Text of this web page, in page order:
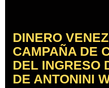
DINERO
CAMPAÑA DE
DEL INGRESO
DE ANTONINI